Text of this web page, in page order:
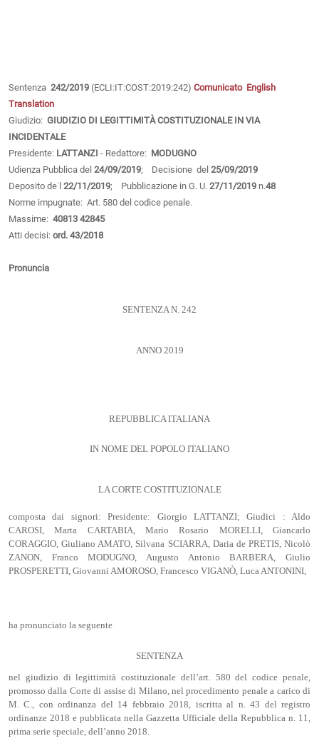
Sentenza 242/2019 (ECLI:IT:COST:2019:242) Comunicato English
Translation
Giudizio: GIUDIZIO DI LEGITTIMITÀ COSTITUZIONALE IN VIA
INCIDENTALE
Presidente: LATTANZI - Redattore: MODUGNO
Udienza Pubblica del 24/09/2019; Decisione del 25/09/2019
Deposito de˙l 22/11/2019; Pubblicazione in G. U. 27/11/2019 n.48
Norme impugnate: Art. 580 del codice penale.
Massime: 40813 42845
Atti decisi: ord. 43/2018
Pronuncia
SENTENZA N. 242
ANNO 2019
REPUBBLICA ITALIANA
IN NOME DEL POPOLO ITALIANO
LA CORTE COSTITUZIONALE
composta dai signori: Presidente: Giorgio LATTANZI; Giudici : Aldo
CAROSI, Marta CARTABIA, Mario Rosario MORELLI, Giancarlo
CORAGGIO, Giuliano AMATO, Silvana SCIARRA, Daria de PRETIS, Nicolò
ZANON, Franco MODUGNO, Augusto Antonio BARBERA, Giulio
PROSPERETTI, Giovanni AMOROSO, Francesco VIGANÒ, Luca ANTONINI,
ha pronunciato la seguente
SENTENZA
nel giudizio di legittimità costituzionale dell’art. 580 del codice penale,
promosso dalla Corte di assise di Milano, nel procedimento penale a carico di
M. C., con ordinanza del 14 febbraio 2018, iscritta al n. 43 del registro
ordinanze 2018 e pubblicata nella Gazzetta Ufficiale della Repubblica n. 11,
prima serie speciale, dell’anno 2018.